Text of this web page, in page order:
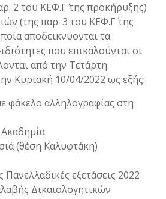
2 του ΚΕΦ.Γ΄ της προκήρυξης)
(της παρ. 3 του ΚΕΦ.Γ΄ της
αποδεικνύονται τα
που επικαλούνται οι
από την Τετάρτη
Κυριακή 10/04/2022 ως εξής:
φάκελο αλληλογραφίας στη
(θέση Καλυφτάκη)
Πανελλαδικές εξετάσεις 2022
Δικαιολογητικών